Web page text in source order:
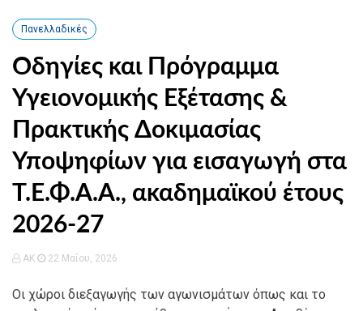
Πανελλαδικές
Οδηγίες και Πρόγραμμα
Υγειονομικής Εξέτασης &
Πρακτικής Δοκιμασίας
Υποψηφίων για εισαγωγή στα
Τ.Ε.Φ.Α.Α., ακαδημαϊκού έτους
2026-27
AK 22 Μαΐου, 2026
Οι χώροι διεξαγωγής των αγωνισμάτων όπως και το